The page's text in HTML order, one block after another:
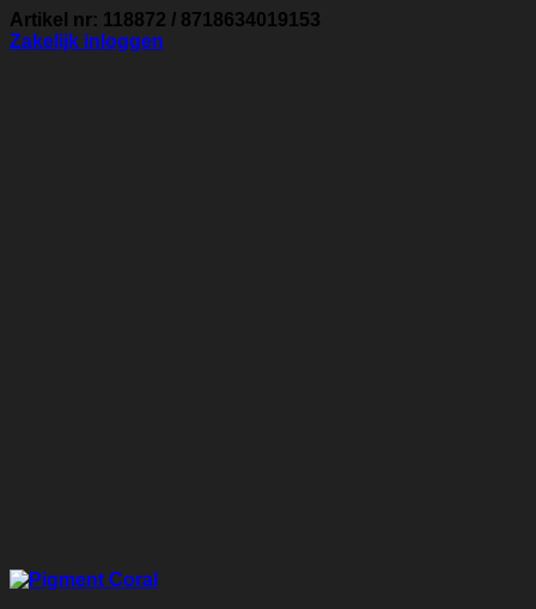
Artikel nr: 118872 / 8718634019153
Zakelijk inloggen